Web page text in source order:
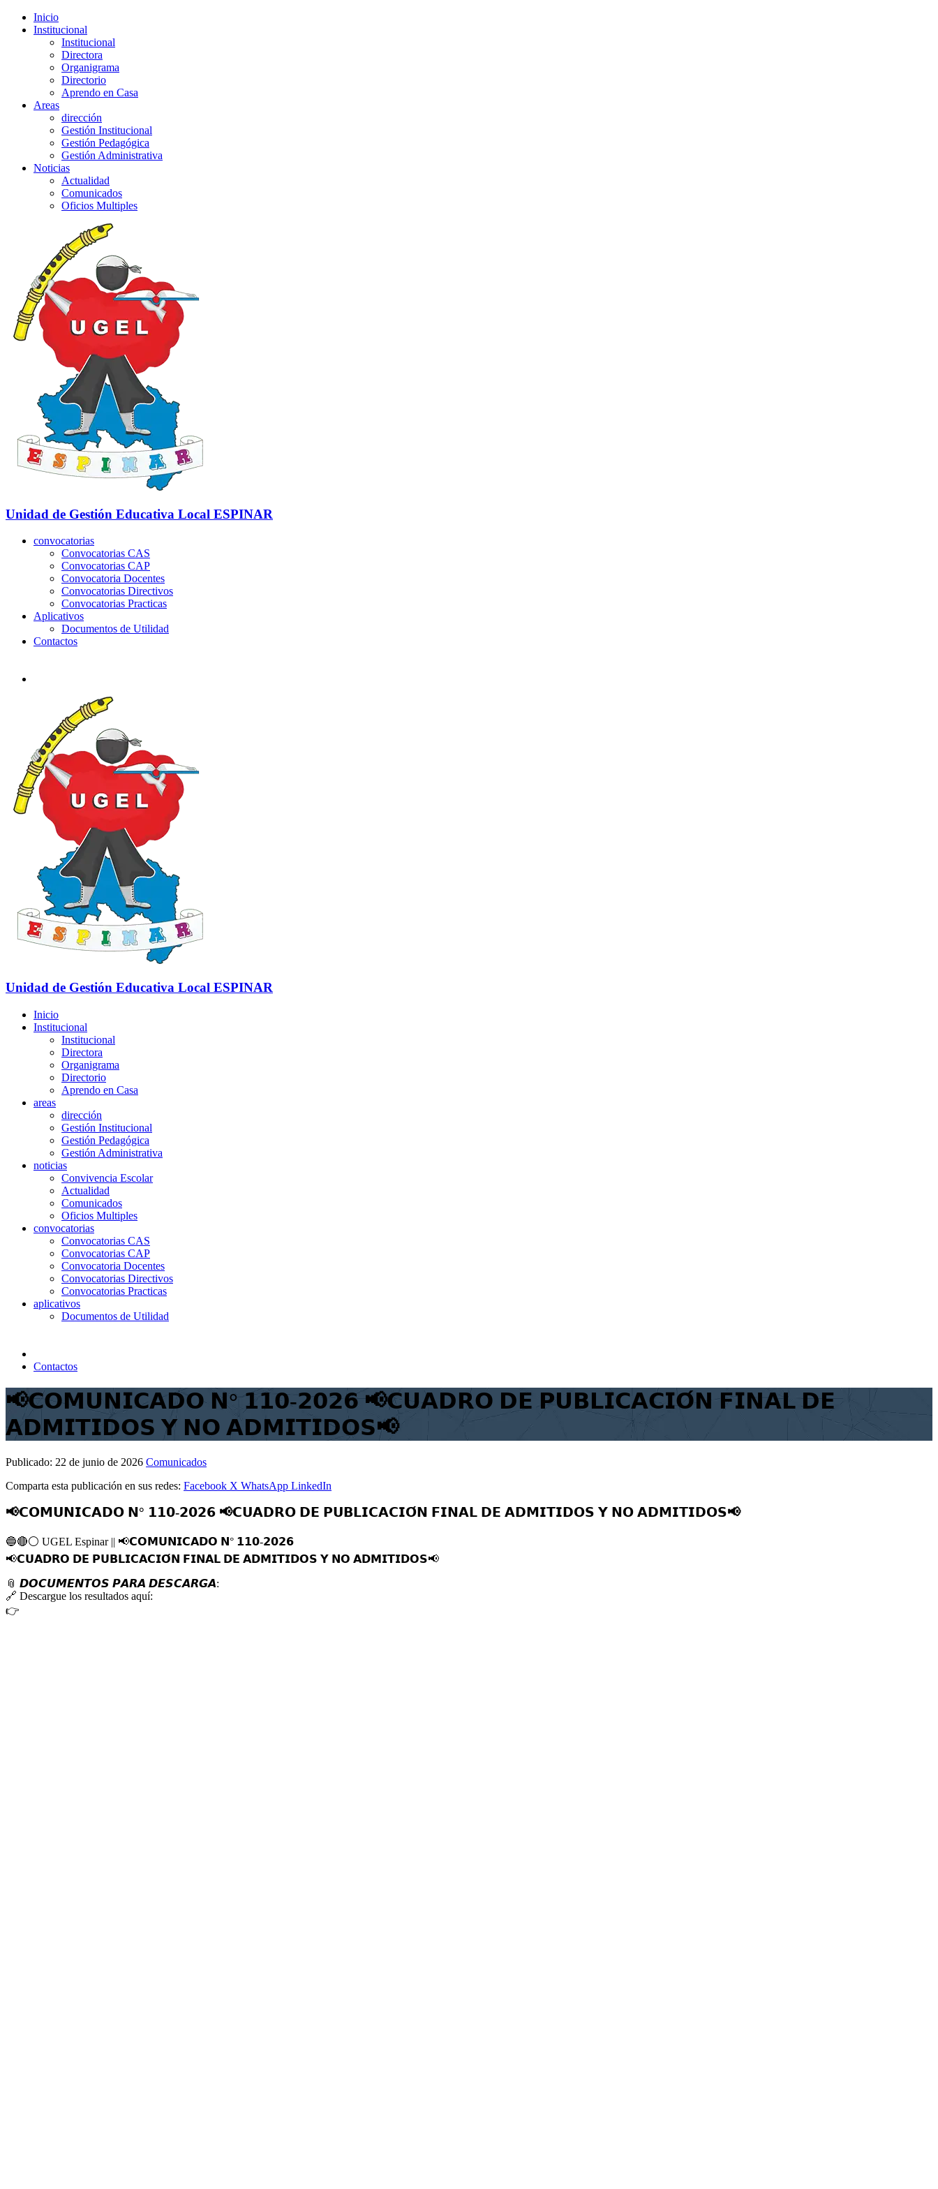
Inicio
Institucional
Institucional
Directora
Organigrama
Directorio
Aprendo en Casa
Areas
dirección
Gestión Institucional
Gestión Pedagógica
Gestión Administrativa
Noticias
Actualidad
Comunicados
Oficios Multiples
Unidad de Gestión Educativa Local ESPINAR
convocatorias
Convocatorias CAS
Convocatorias CAP
Convocatoria Docentes
Convocatorias Directivos
Convocatorias Practicas
Aplicativos
Documentos de Utilidad
Contactos
Unidad de Gestión Educativa Local ESPINAR
Inicio
Institucional
Institucional
Directora
Organigrama
Directorio
Aprendo en Casa
areas
dirección
Gestión Institucional
Gestión Pedagógica
Gestión Administrativa
noticias
Convivencia Escolar
Actualidad
Comunicados
Oficios Multiples
convocatorias
Convocatorias CAS
Convocatorias CAP
Convocatoria Docentes
Convocatorias Directivos
Convocatorias Practicas
aplicativos
Documentos de Utilidad
Contactos
📢𝗖𝗢𝗠𝗨𝗡𝗜𝗖𝗔𝗗𝗢 𝗡° 𝟭𝟭𝟬-𝟮𝟬𝟮𝟲 📢𝗖𝗨𝗔𝗗𝗥𝗢 𝗗𝗘 𝗣𝗨𝗕𝗟𝗜𝗖𝗔𝗖𝗜𝗢́𝗡 𝗙𝗜𝗡𝗔𝗟 𝗗𝗘
𝗔𝗗𝗠𝗜𝗧𝗜𝗗𝗢𝗦 𝗬 𝗡𝗢 𝗔𝗗𝗠𝗜𝗧𝗜𝗗𝗢𝗦📢
Publicado: 22 de junio de 2026 Comunicados
Comparta esta publicación en sus redes: Facebook X WhatsApp LinkedIn
📢𝗖𝗢𝗠𝗨𝗡𝗜𝗖𝗔𝗗𝗢 𝗡° 𝟭𝟭𝟬-𝟮𝟬𝟮𝟲 📢𝗖𝗨𝗔𝗗𝗥𝗢 𝗗𝗘 𝗣𝗨𝗕𝗟𝗜𝗖𝗔𝗖𝗜𝗢́𝗡 𝗙𝗜𝗡𝗔𝗟 𝗗𝗘 𝗔𝗗𝗠𝗜𝗧𝗜𝗗𝗢𝗦 𝗬 𝗡𝗢 𝗔𝗗𝗠𝗜𝗧𝗜𝗗𝗢𝗦📢
🔵🔴⚪️ UGEL Espinar || 📢𝗖𝗢𝗠𝗨𝗡𝗜𝗖𝗔𝗗𝗢 𝗡° 𝟭𝟭𝟬-𝟮𝟬𝟮𝟲
📢𝗖𝗨𝗔𝗗𝗥𝗢 𝗗𝗘 𝗣𝗨𝗕𝗟𝗜𝗖𝗔𝗖𝗜𝗢́𝗡 𝗙𝗜𝗡𝗔𝗟 𝗗𝗘 𝗔𝗗𝗠𝗜𝗧𝗜𝗗𝗢𝗦 𝗬 𝗡𝗢 𝗔𝗗𝗠𝗜𝗧𝗜𝗗𝗢𝗦📢
📎 𝘿𝙊𝘾𝙐𝙈𝙀𝙉𝙏𝙊𝙎 𝙋𝘼𝙍𝘼 𝘿𝙀𝙎𝘾𝘼𝙍𝙂𝘼:
🔗 Descargue los resultados aquí:
👉